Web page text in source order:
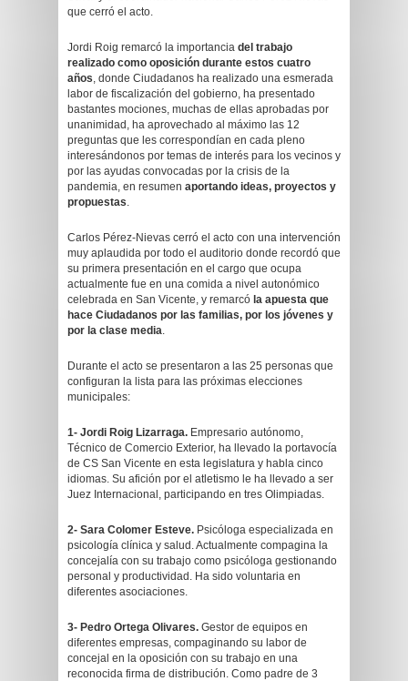
que cerró el acto.
Jordi Roig remarcó la importancia del trabajo
realizado como oposición durante estos cuatro
años, donde Ciudadanos ha realizado una esmerada
labor de fiscalización del gobierno, ha presentado
bastantes mociones, muchas de ellas aprobadas por
unanimidad, ha aprovechado al máximo las 12
preguntas que les correspondían en cada pleno
interesándonos por temas de interés para los vecinos y
por las ayudas convocadas por la crisis de la
pandemia, en resumen aportando ideas, proyectos y
propuestas.
Carlos Pérez-Nievas cerró el acto con una intervención
muy aplaudida por todo el auditorio donde recordó que
su primera presentación en el cargo que ocupa
actualmente fue en una comida a nivel autonómico
celebrada en San Vicente, y remarcó la apuesta que
hace Ciudadanos por las familias, por los jóvenes y
por la clase media.
Durante el acto se presentaron a las 25 personas que
configuran la lista para las próximas elecciones
municipales:
1- Jordi Roig Lizarraga. Empresario autónomo,
Técnico de Comercio Exterior, ha llevado la portavocía
de CS San Vicente en esta legislatura y habla cinco
idiomas. Su afición por el atletismo le ha llevado a ser
Juez Internacional, participando en tres Olimpiadas.
2- Sara Colomer Esteve. Psicóloga especializada en
psicología clínica y salud. Actualmente compagina la
concejalía con su trabajo como psicóloga gestionando
personal y productividad. Ha sido voluntaria en
diferentes asociaciones.
3- Pedro Ortega Olivares. Gestor de equipos en
diferentes empresas, compaginando su labor de
concejal en la oposición con su trabajo en una
reconocida firma de distribución. Como padre de 3